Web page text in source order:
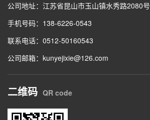
公司地址：江苏省昆山市玉山镇水秀路2080号
手机号码：138-6226-0543
联系电话：0512-50160543
公司邮箱：kunyejixie@126.com
二维码 QR code